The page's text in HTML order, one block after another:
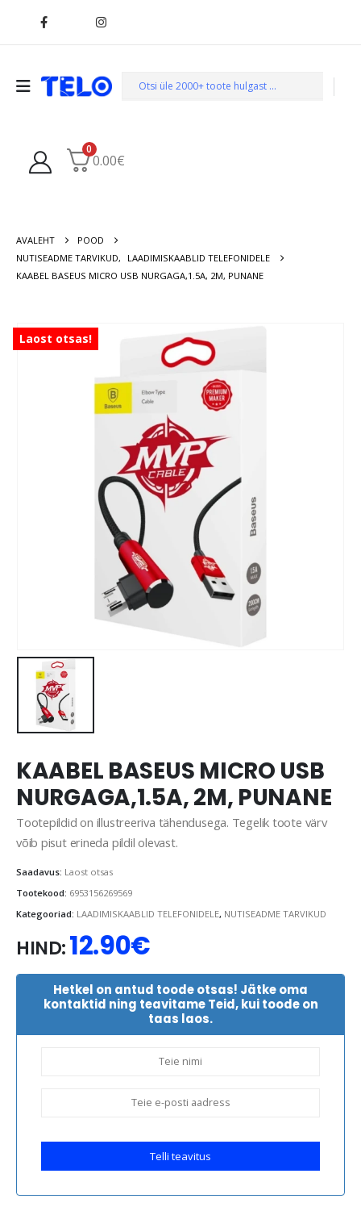
0
0.00€
AVALEHT
POOD
NUTISEADME TARVIKUD,
LAADIMISKAABLID TELEFONIDELE
KAABEL BASEUS MICRO USB NURGAGA,1.5A, 2M, PUNANE
Laost otsas!
KAABEL BASEUS MICRO USB
NURGAGA,1.5A, 2M, PUNANE
Tootepildid on illustreeriva tähendusega. Tegelik toote värv
võib pisut erineda pildil olevast.
Saadavus: Laost otsas
Tootekood: 6953156269569
Kategooriad: LAADIMISKAABLID TELEFONIDELE, NUTISEADME TARVIKUD
HIND:12.90€
Hetkel on antud toode otsas! Jätke oma
kontaktid ning teavitame Teid, kui toode on
taas laos.
Telli teavitus